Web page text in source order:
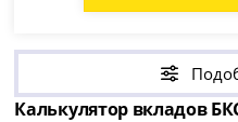
Калькулятор вкладов